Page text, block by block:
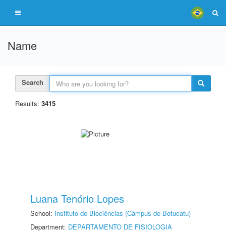
Name
Search
Results: 3415
Luana Tenório Lopes
School: Instituto de Biociências (Câmpus de Botucatu)
Department: DEPARTAMENTO DE FISIOLOGIA